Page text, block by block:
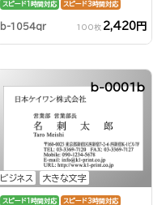
スピード1時間対応 スピード3時間対応
b-1054qr 100枚 2,420円
ビジネス 大きな文字
b-0001b
スピード1時間対応 スピード3時間対応